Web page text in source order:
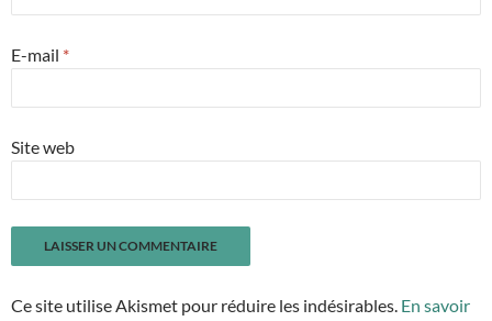
E-mail *
Site web
Ce site utilise Akismet pour réduire les indésirables. En savoir